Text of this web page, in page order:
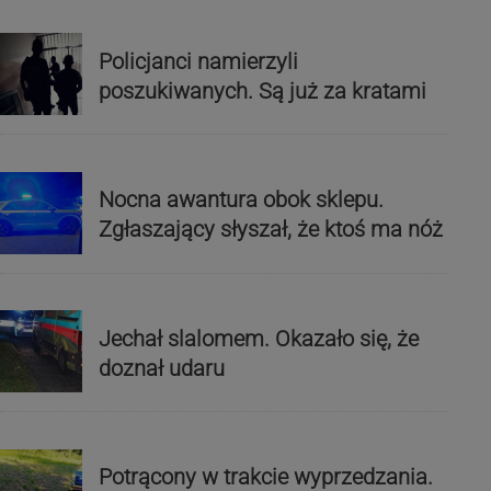
Policjanci namierzyli
poszukiwanych. Są już za kratami
Nocna awantura obok sklepu.
Zgłaszający słyszał, że ktoś ma nóż
Jechał slalomem. Okazało się, że
doznał udaru
Potrącony w trakcie wyprzedzania.